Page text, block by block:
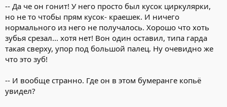
-- Да че он гонит! У него просто был кусок циркулярки,
но не то чтобы прям кусок- краешек. И ничего
нормального из него не получалось. Хорошо что хоть
зубья срезал... хотя нет! Вон один оставил, типа гарда
такая сверху, упор под большой палец. Ну очевидно же
что это зуб!
-- И вообще странно. Где он в этом бумеранге копьё
увидел?